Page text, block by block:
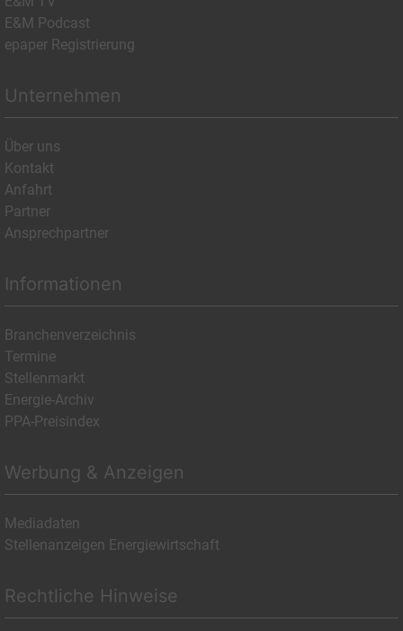
E&M Podcast
epaper Registrierung
Unternehmen
Über uns
Kontakt
Anfahrt
Partner
Ansprechpartner
Informationen
Branchenverzeichnis
Termine
Stellenmarkt
Energie-Archiv
PPA-Preisindex
Werbung & Anzeigen
Mediadaten
Stellenanzeigen Energiewirtschaft
Rechtliche Hinweise